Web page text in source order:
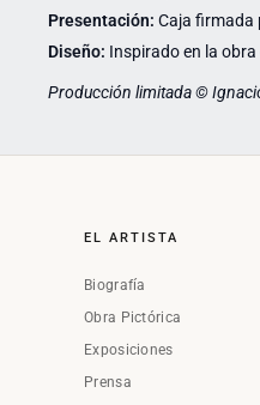
Presentación: Caja firmada
Diseño: Inspirado en la
Producción limitada ©
EL ARTISTA
Biografía
Obra Pictórica
Exposiciones
Prensa